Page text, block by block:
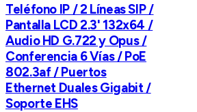
Teléfono IP / 2 Líneas SIP /
Pantalla LCD 2.3' 132x64 /
Audio HD G.722 y Opus /
Conferencia 6 Vías / PoE
802.3af / Puertos
Ethernet Duales Gigabit /
Soporte EHS